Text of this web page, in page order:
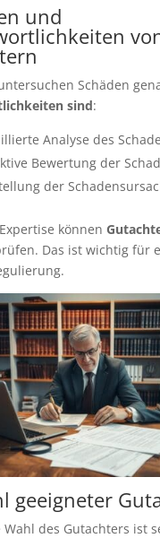
und
Schäden
sind:
Analyse des
Bewertung der
der
können
Das ist wichtig für
geeigneter
Wahl des Gutachters ist